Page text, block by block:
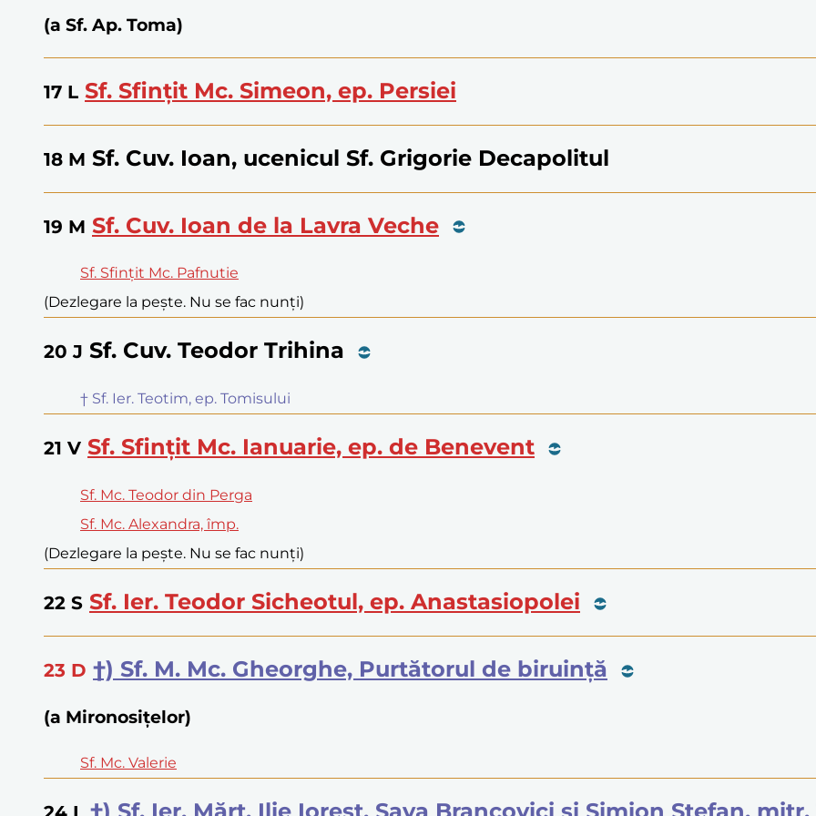
(a Sf. Ap. Toma)
17 L Sf. Sfințit Mc. Simeon, ep. Persiei
18 M Sf. Cuv. Ioan, ucenicul Sf. Grigorie Decapolitul
19 M Sf. Cuv. Ioan de la Lavra Veche
Sf. Sfințit Mc. Pafnutie
(Dezlegare la pește. Nu se fac nunți)
20 J Sf. Cuv. Teodor Trihina
† Sf. Ier. Teotim, ep. Tomisului
21 V Sf. Sfințit Mc. Ianuarie, ep. de Benevent
Sf. Mc. Teodor din Perga
Sf. Mc. Alexandra, împ.
(Dezlegare la pește. Nu se fac nunți)
22 S Sf. Ier. Teodor Sicheotul, ep. Anastasiopolei
23 D †) Sf. M. Mc. Gheorghe, Purtătorul de biruință
(a Mironosițelor)
Sf. Mc. Valerie